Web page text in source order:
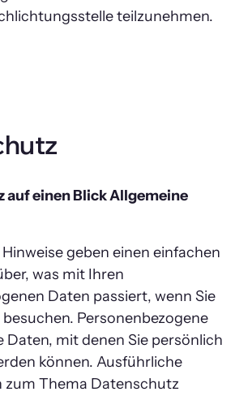
teilzunehmen.
auf einen Blick Allgemeine
geben einen einfachen
was mit Ihren
Daten passiert, wenn Sie
Personenbezogene
Daten, mit denen Sie persönlich
können. Ausführliche
Thema Datenschutz